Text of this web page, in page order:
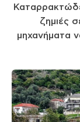
ζημιές
μηχανήματα